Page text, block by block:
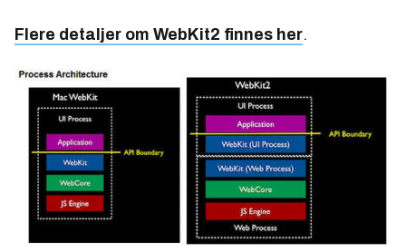
Flere detaljer om WebKit2 finnes her.